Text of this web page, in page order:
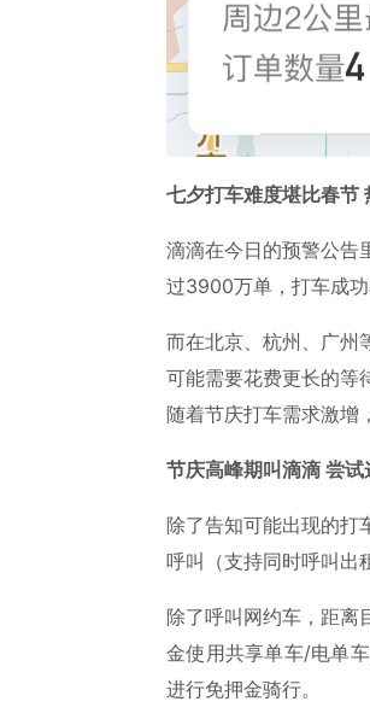
七夕打车难度堪比春节
滴滴在今日的预警公告
过3900万单，打车成功
而在北京、杭州、广州
可能需要花费更长的等
随着节庆打车需求激增
节庆高峰期叫滴滴 尝
除了告知可能出现的打
呼叫（支持同时呼叫出
除了呼叫网约车，距离
金使用共享单车/电单
进行免押金骑行。